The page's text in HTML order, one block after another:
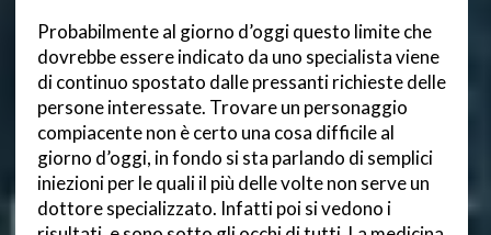
Probabilmente al giorno d’oggi questo limite che
dovrebbe essere indicato da uno specialista viene
di continuo spostato dalle pressanti richieste delle
persone interessate. Trovare un personaggio
compiacente non è certo una cosa difficile al
giorno d’oggi, in fondo si sta parlando di semplici
iniezioni per le quali il più delle volte non serve un
dottore specializzato. Infatti poi si vedono i